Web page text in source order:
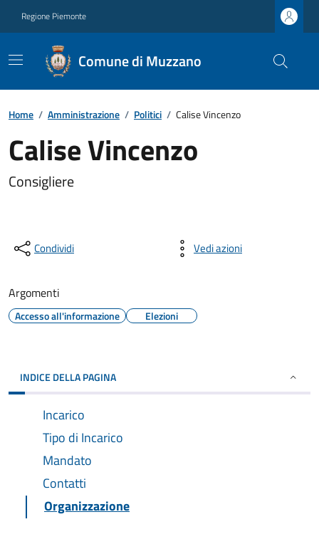
Regione Piemonte
Comune di Muzzano
Home / Amministrazione / Politici / Calise Vincenzo
Calise Vincenzo
Consigliere
Condividi Vedi azioni
Argomenti
Accesso all'informazione Elezioni
INDICE DELLA PAGINA
Incarico
Tipo di Incarico
Mandato
Contatti
Organizzazione